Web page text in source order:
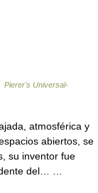
Pierer's Universal-
atmosférica y
abiertos, se
su inventor fue
del… …